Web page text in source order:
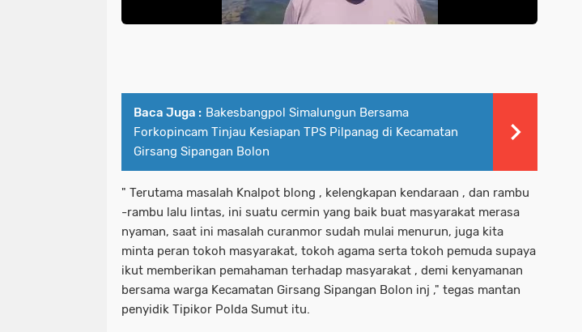
Baca Juga : Bakesbangpol Simalungun Bersama
Forkopincam Tinjau Kesiapan TPS Pilpanag di Kecamatan
Girsang Sipangan Bolon
" Terutama masalah Knalpot blong , kelengkapan kendaraan , dan rambu
-rambu lalu lintas, ini suatu cermin yang baik buat masyarakat merasa
nyaman, saat ini masalah curanmor sudah mulai menurun, juga kita
minta peran tokoh masyarakat, tokoh agama serta tokoh pemuda supaya
ikut memberikan pemahaman terhadap masyarakat , demi kenyamanan
bersama warga Kecamatan Girsang Sipangan Bolon inj ," tegas mantan
penyidik Tipikor Polda Sumut itu.